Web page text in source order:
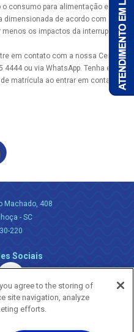
consumo para alimentação e
dimensionada de acordo com o
os impactos da interrupção.
em contato com a nossa Central
ou via WhatsApp. Tenha em
matrícula ao entrar em contato.
Machado, 408
- SC
220
Sociais
agree to the storing of
site navigation, analyze
efforts.